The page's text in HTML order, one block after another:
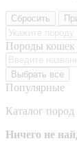
Сбросить
Породы кошек
Выбрать все
Популярные
Каталог пород
Ничего не